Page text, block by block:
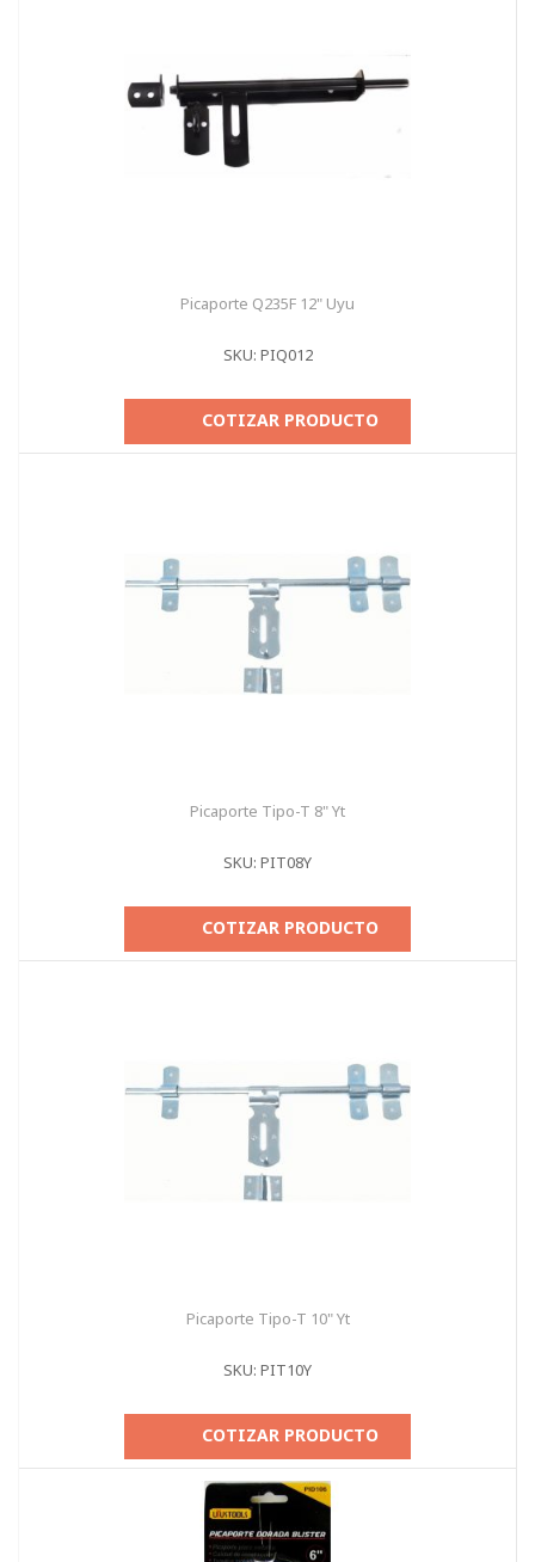
Picaporte Q235F 12" Uyu
SKU: PIQ012
COTIZAR PRODUCTO
Picaporte Tipo-T 8" Yt
SKU: PIT08Y
COTIZAR PRODUCTO
Picaporte Tipo-T 10" Yt
SKU: PIT10Y
COTIZAR PRODUCTO